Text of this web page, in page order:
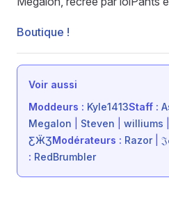
Boutique !
Voir aussi
Moddeurs : Kyle1413Staff :
Megalon
Steven williums
ƸӜƷModérateurs : Razor|
: RedBrumbler